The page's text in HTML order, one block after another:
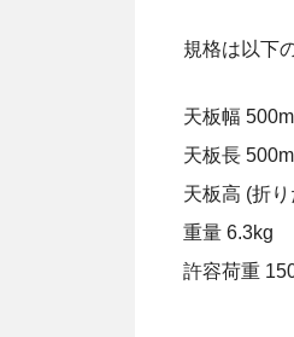
規格は以下
天板幅
天板長
天板高 (折
重量 6.3kg
許容荷重